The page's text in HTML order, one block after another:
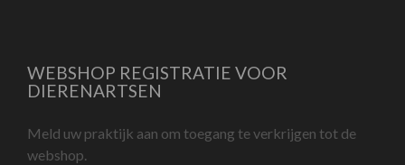
WEBSHOP REGISTRATIE VOOR
DIERENARTSEN
Meld uw praktijk aan om toegang te verkrijgen tot de
webshop.